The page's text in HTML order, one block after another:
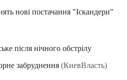
нові постачання "Іскандери"
після нічного обстрілу
забруднення (КиевВласть)